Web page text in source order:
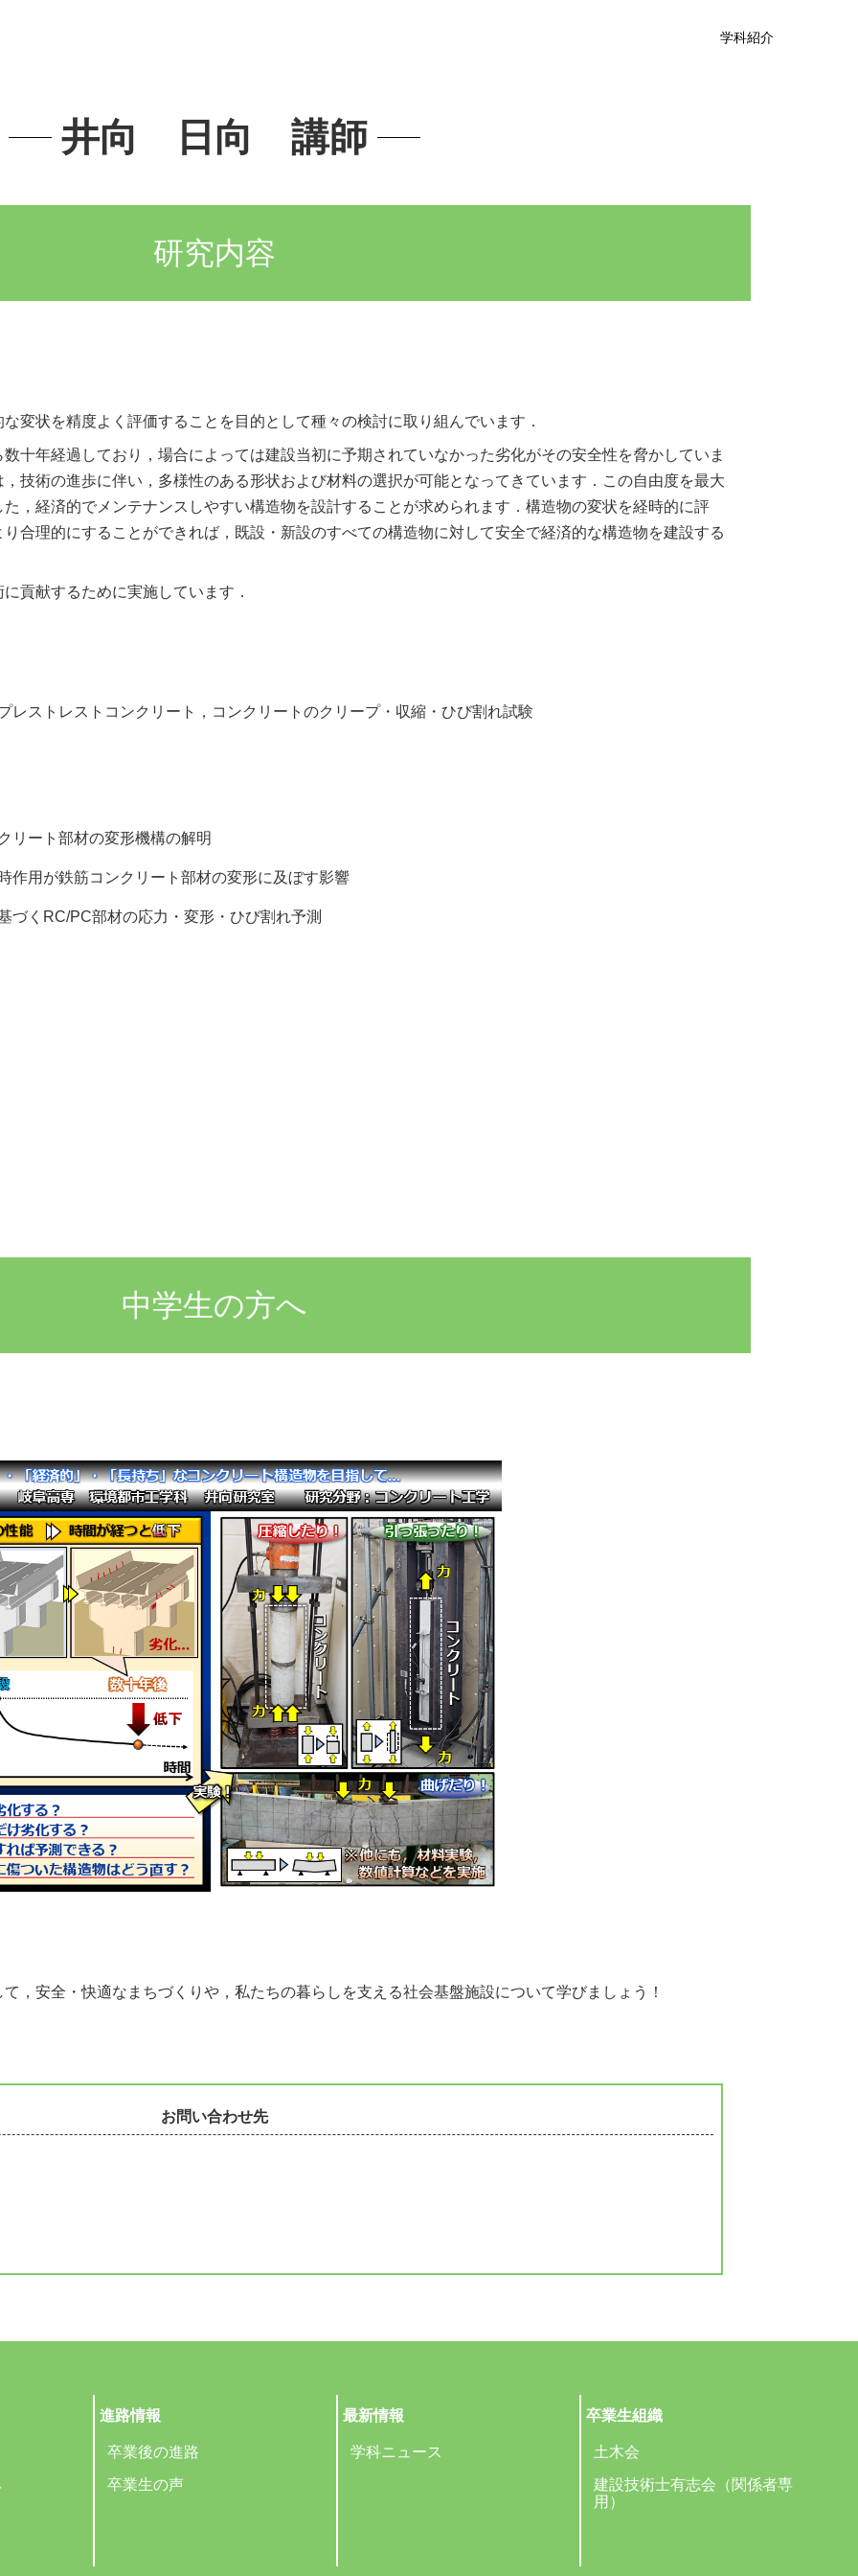
学科紹介
井向 日向 講師
研究内容
変状を精度よく評価することを目的として種々の検討に取り組んでいます．
十年経過しており，場合によっては建設当初に予期されていなかった劣化がその安全性を脅かしていま
技術の進歩に伴い，多様性のある形状および材料の選択が可能となってきています．この自由度を最大
，経済的でメンテナンスしやすい構造物を設計することが求められます．構造物の変状を経時的に評
合理的にすることができれば，既設・新設のすべての構造物に対して安全で経済的な構造物を建設する
貢献するために実施しています．
レストレストコンクリート，コンクリートのクリープ・収縮・ひび割れ試験
リート部材の変形機構の解明
作用が鉄筋コンクリート部材の変形に及ぼす影響
づくRC/PC部材の応力・変形・ひび割れ予測
中学生の方へ
，安全・快適なまちづくりや，私たちの暮らしを支える社会基盤施設について学びましょう！
お問い合わせ先
進路情報
卒業後の進路
卒業生の声
最新情報
学科ニュース
卒業生組織
土木会
建設技術士有志会（関係者専
用）